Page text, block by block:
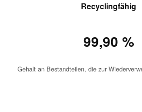
Recyclingfähig
99,90 %
Gehalt an Bestandteilen, die zur